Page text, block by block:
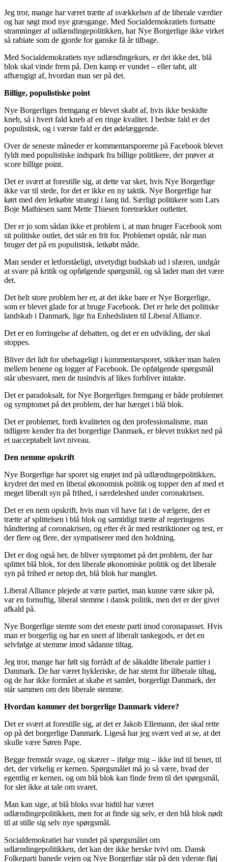
Jeg tror, mange har været trætte af svækkelsen af de liberale værdier
og har søgt mod nye græsgange. Med Socialdemokratiets fortsatte
stramninger af udlændingepolitikken, har Nye Borgerlige ikke virket
så rabiate som de gjorde for ganske få år tilbage.
Med Socialdemokratiets nye udlændingekurs, er det ikke det, blå
blok skal vinde frem på. Den kamp er vundet – eller tabt, alt
afhængigt af, hvordan man ser på det.
Billige, populistiske point
Nye Borgerliges fremgang er blevet skabt af, hvis ikke beskidte
kneb, så i hvert fald kneb af en ringe kvalitet. I bedste fald er det
populistisk, og i værste fald er det ødelæggende.
Over de seneste måneder er kommentarsporerne på Facebook blevet
fyldt med populistiske indspark fra billige politikere, der prøver at
score billige point.
Det er svært at forestille sig, at dette var sket, hvis Nye Borgerlige
ikke var til stede, for det er ikke en ny taktik. Nye Borgerlige har
kørt med den letkøbte strategi i lang tid. Særligt politikere som Lars
Boje Mathiesen samt Mette Thiesen foretrækker outlettet.
Der er jo som sådan ikke et problem i, at man bruger Facebook som
sit politiske outlet, det står en frit for. Problemet opstår, når man
bruger det på en populistisk, letkøbt måde.
Man sender et letforståeligt, utvetydigt budskab ud i sfæren, undgår
at svare på kritik og opfølgende spørgsmål, og så lader man det være
det.
Det helt store problem her er, at det ikke bare er Nye Borgerlige,
som er blevet glade for at bruge Facebook. Det er hele det politiske
landskab i Danmark, lige fra Enhedslisten til Liberal Alliance.
Det er en forringelse af debatten, og det er en udvikling, der skal
stoppes.
Bliver det lidt for ubehageligt i kommentarsporet, stikker man halen
mellem benene og logger af Facebook. De opfølgende spørgsmål
står ubesvaret, men de tusindvis af likes forbliver intakte.
Det er paradoksalt, for Nye Borgerliges fremgang er både problemet
og symptomet på det problem, der har hærget i blå blok.
Det er problemet, fordi kvaliteten og den professionalisme, man
tidligere kender fra det borgerlige Danmark, er blevet trukket ned på
et uacceptabelt lavt niveau.
Den nemme opskrift
Nye Borgerlige har sporet sig enøjet ind på udlændingepolitikken,
krydret det med en liberal økonomisk politik og topper den af med et
meget liberalt syn på frihed, i særdeleshed under coronakrisen.
Det er en nem opskrift, hvis man vil have fat i de vælgere, der er
trætte af splittelsen i blå blok og samtidigt trætte af regeringens
håndtering af coronakrisen, og efter ét år med restriktioner og test, er
der flere og flere, der sympatiserer med den holdning.
Det er dog også her, de bliver symptomet på det problem, der har
splittet blå blok, for den liberale økonomiske politik og det liberale
syn på frihed er netop det, blå blok har manglet.
Liberal Alliance plejede at være partiet, man kunne være sikre på,
var en fornuftig, liberal stemme i dansk politik, men det er der givet
afkald på.
Nye Borgerlige stemte som det eneste parti imod coronapasset. Hvis
man er borgerlig og har en snert af liberalt tankegods, er det en
selvfølge at stemme imod sådanne tiltag.
Jeg tror, mange har følt sig forrådt af de såkaldte liberale partier i
Danmark. De har været hykleriske, de har stemt for iliberale tiltag,
og de har ikke formået at skabe et samlet, borgerligt Danmark, der
står sammen om den liberale stemme.
Hvordan kommer det borgerlige Danmark videre?
Det er svært at forestille sig, at det er Jakob Ellemann, der skal rette
op på det borgerlige Danmark. Ligeså har jeg svært ved at se, at det
skulle være Søren Pape.
Begge fremstår svage, og skærer – ifølge mig – ikke ind til benet, til
det, der virkelig er kernen. Spørgsmålet må jo så være, hvad der
egentlig er kernen, og om blå blok kan finde frem til det spørgsmål,
for slet ikke at tale om svaret.
Man kan sige, at blå bloks svar hidtil har været
udlændingepolitikken, men for at finde sig selv, er den blå blok nødt
til at stille sig selv nye spørgsmål.
Socialdemokratiet har vundet på spørgsmålet om
udlændingepolitikken, det kan der ikke herske tvivl om. Dansk
Folkeparti banede vejen og Nye Borgerlige står på den yderste fløj